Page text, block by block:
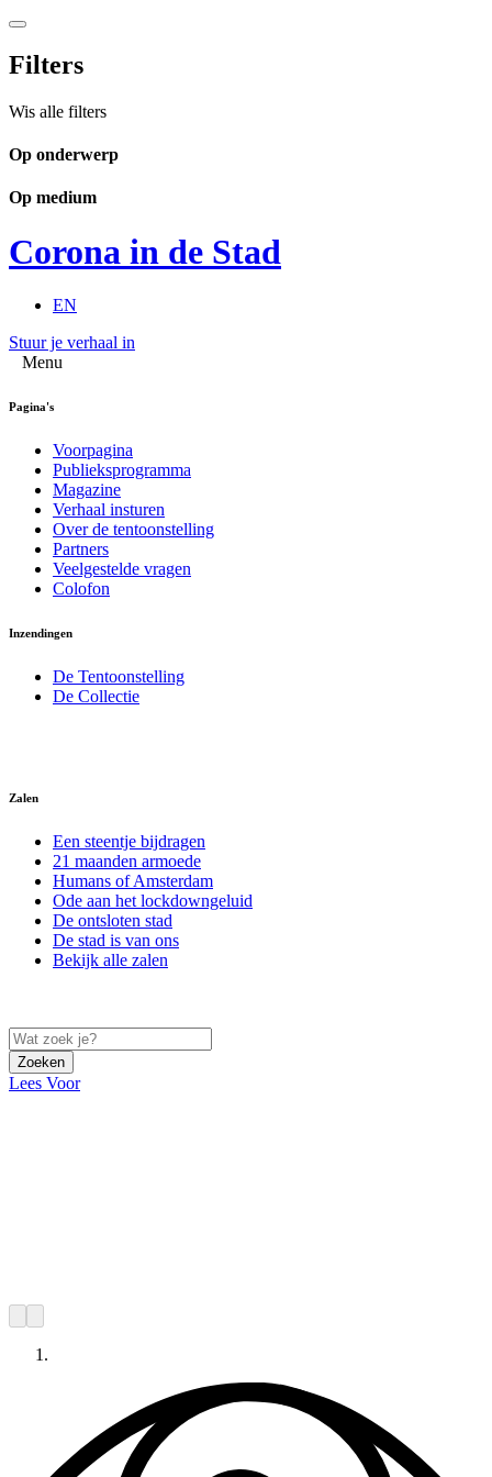
Filters
Wis alle filters
Op onderwerp
Op medium
Corona in de Stad
EN
Stuur je verhaal in
Menu
Pagina's
Voorpagina
Publieksprogramma
Magazine
Verhaal insturen
Over de tentoonstelling
Partners
Veelgestelde vragen
Colofon
Inzendingen
De Tentoonstelling
De Collectie
Zalen
Een steentje bijdragen
21 maanden armoede
Humans of Amsterdam
Ode aan het lockdowngeluid
De ontsloten stad
De stad is van ons
Bekijk alle zalen
Zoeken
Lees Voor